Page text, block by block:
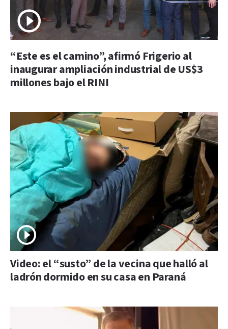
“Este es el camino”, afirmó Frigerio al
inaugurar ampliación industrial de US$3
millones bajo el RINI
Video: el “susto” de la vecina que halló al
ladrón dormido en su casa en Paraná